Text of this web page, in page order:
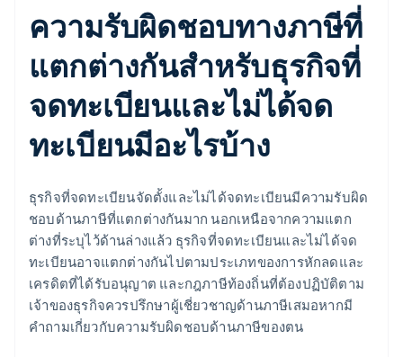
ความรับผิดชอบทางภาษีที่
แตกต่างกันสำหรับธุรกิจที่
จดทะเบียนและไม่ได้จด
ทะเบียนมีอะไรบ้าง
ธุรกิจที่จดทะเบียนจัดตั้งและไม่ได้จดทะเบียนมีความรับผิด
ชอบด้านภาษีที่แตกต่างกันมาก นอกเหนือจากความแตก
ต่างที่ระบุไว้ด้านล่างแล้ว ธุรกิจที่จดทะเบียนและไม่ได้จด
ทะเบียนอาจแตกต่างกันไปตามประเภทของการหักลดและ
เครดิตที่ได้รับอนุญาต และกฎภาษีท้องถิ่นที่ต้องปฏิบัติตาม
เจ้าของธุรกิจควรปรึกษาผู้เชี่ยวชาญด้านภาษีเสมอหากมี
คำถามเกี่ยวกับความรับผิดชอบด้านภาษีของตน